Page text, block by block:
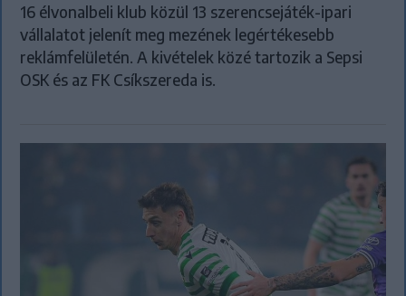
16 élvonalbeli klub közül 13 szerencsejáték-ipari
vállalatot jelenít meg mezének legértékesebb
reklámfelületén. A kivételek közé tartozik a Sepsi
OSK és az FK Csíkszereda is.